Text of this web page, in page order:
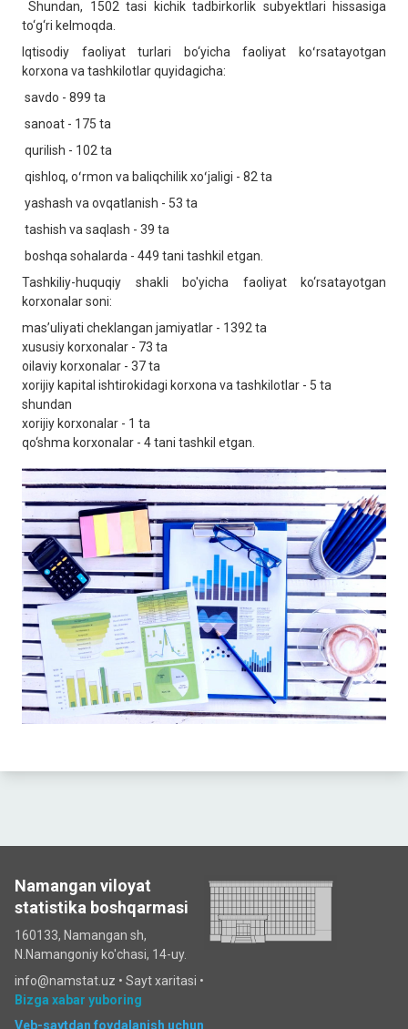
Shundan, 1502 tasi kichik tadbirkorlik subyektlari hissasiga
to‘g‘ri kelmoqda.
Iqtisodiy faoliyat turlari bo‘yicha faoliyat koʻrsatayotgan
korxona va tashkilotlar quyidagicha:
savdo - 899 ta
sanoat - 175 ta
qurilish - 102 ta
qishloq, oʻrmon va baliqchilik xoʻjaligi - 82 ta
yashash va ovqatlanish - 53 ta
tashish va saqlash - 39 ta
boshqa sohalarda - 449 tani tashkil etgan.
Tashkiliy-huquqiy shakli bo'yicha faoliyat ko‘rsatayotgan
korxonalar soni:
masʼuliyati cheklangan jamiyatlar - 1392 ta
xususiy korxonalar - 73 ta
oilaviy korxonalar - 37 ta
xorijiy kapital ishtirokidagi korxona va tashkilotlar - 5 ta
shundan
xorijiy korxonalar - 1 ta
qo‘shma korxonalar - 4 tani tashkil etgan.
Namangan viloyat
statistika boshqarmasi
160133, Namangan sh,
N.Namangoniy ko'chasi, 14-uy.
info@namstat.uz • Sayt xaritasi •
Bizga xabar yuboring
Veb-saytdan foydalanish uchun